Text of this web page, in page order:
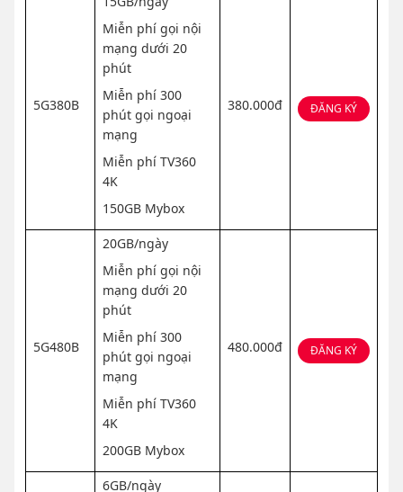
5G380B
Miễn phí gọi nội
mạng dưới 20
phút
Miễn phí 300
phút gọi ngoại
mạng
Miễn phí TV360
4K
150GB Mybox
380.000đ ĐĂNG KÝ
5G480B
20GB/ngày
Miễn phí gọi nội
mạng dưới 20
phút
Miễn phí 300
phút gọi ngoại
mạng
Miễn phí TV360
4K
200GB Mybox
480.000đ ĐĂNG KÝ
6GB/ngày